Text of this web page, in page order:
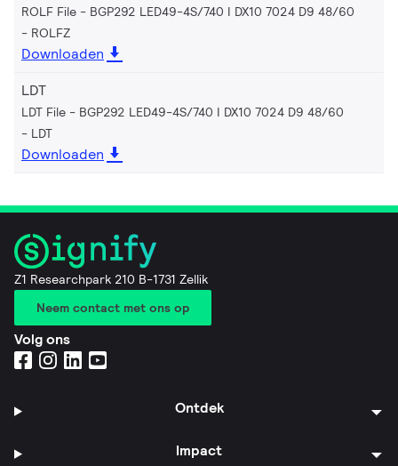
ROLF File - BGP292 LED49-4S/740 I DX10 7024 D9 48/60
ROLFZ
Downloaden
LDT
LDT File - BGP292 LED49-4S/740 I DX10 7024 D9 48/60
LDT
Downloaden
Z1 Researchpark 210 B-1731 Zellik
Neem contact met ons op
Volg ons
Ontdek
Impact